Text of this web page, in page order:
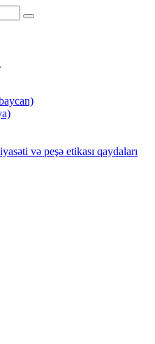
və peşə etikası qaydaları